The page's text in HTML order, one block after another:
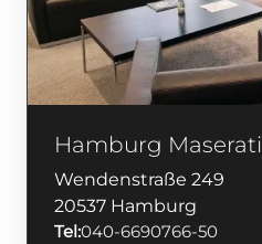
Hamburg Maserati
Wendenstraße 249
20537 Hamburg
Tel:040-6690766-50